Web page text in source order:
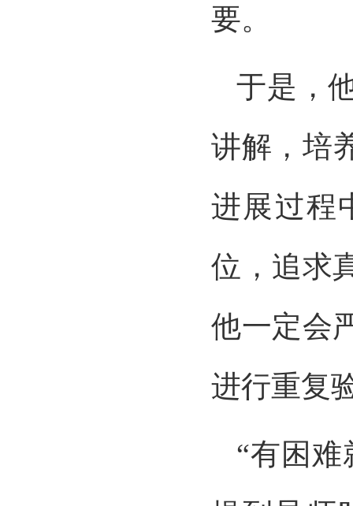
要。
于是，
讲解，培
进展过程
位，追求
他一定会
进行重复
“有困难